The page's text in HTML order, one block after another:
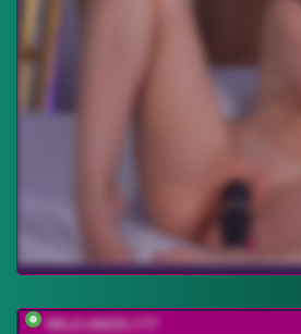
WILD-ANGEL777